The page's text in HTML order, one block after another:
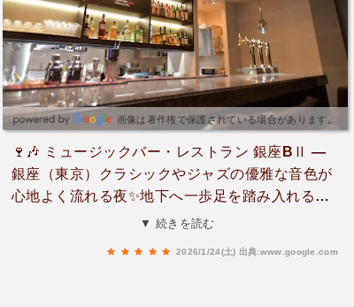
画像は著作権で保護されている場合があります。
🍷🎶 ミュージックバー・レストラン 銀座BⅡ —
銀座（東京）クラシックやジャズの優雅な音色が
心地よく流れる夜✨地下へ一歩足を踏み入れる
と、落ち着いた大人の空間が広がっていて、まる
▼ 続きを読む
2026/1/24(土) 出典:www.google.com